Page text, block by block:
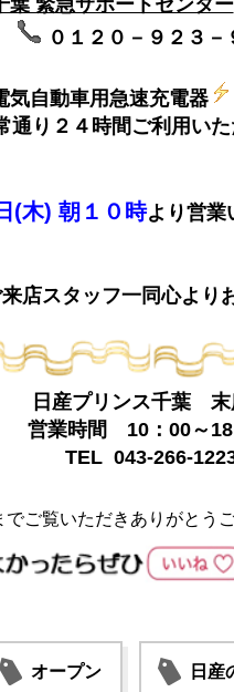
葉 緊急サポートセンター
０１２０－９２３－
気自動車用急速充電器
通り２４時間ご利用い
(木) 朝１０時より営業
店スタッフ一同心よ
日産プリンス千葉 末
営業時間 10：00～
TEL 043-266-
でご覧いただきありがとう
オープン 日産